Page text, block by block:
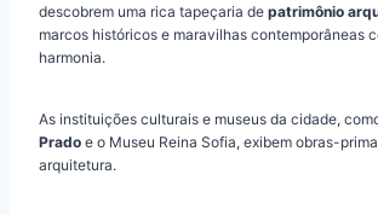
descobrem uma rica tapeçaria de patrimônio
marcos históricos e maravilhas contemporâneas
harmonia.
As instituições culturais e museus da cidade,
Prado e o Museu Reina Sofia, exibem obras-
arquitetura.